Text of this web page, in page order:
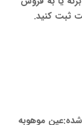
ثبت کنید.
موهوبه